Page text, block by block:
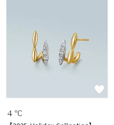
ファッションテイス
着用シーン
４℃